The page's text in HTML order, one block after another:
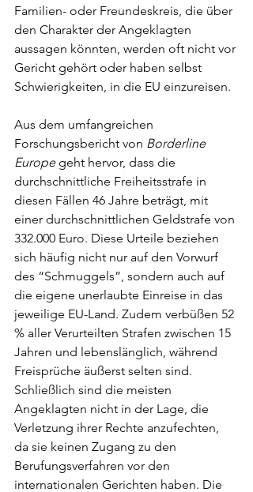
Familien- oder Freundeskreis, die über
den Charakter der Angeklagten
aussagen könnten, werden oft nicht vor
Gericht gehört oder haben selbst
Schwierigkeiten, in die EU einzureisen.
Aus dem umfangreichen
Forschungsbericht von Borderline
Europe geht hervor, dass die
durchschnittliche Freiheitsstrafe in
diesen Fällen 46 Jahre beträgt, mit
einer durchschnittlichen Geldstrafe von
332.000 Euro. Diese Urteile beziehen
sich häufig nicht nur auf den Vorwurf
des “Schmuggels”, sondern auch auf
die eigene unerlaubte Einreise in das
jeweilige EU-Land. Zudem verbüßen 52
% aller Verurteilten Strafen zwischen 15
Jahren und lebenslänglich, während
Freisprüche äußerst selten sind.
Schließlich sind die meisten
Angeklagten nicht in der Lage, die
Verletzung ihrer Rechte anzufechten,
da sie keinen Zugang zu den
Berufungsverfahren vor den
internationalen Gerichten haben. Die